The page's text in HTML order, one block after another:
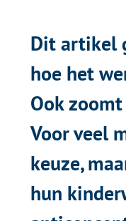
hun kinderwens
professionals bij
kinderwens,
praktische en
aan het
mensen in